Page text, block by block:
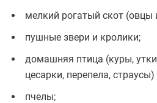
мелкий рогатый скот (овцы
пушные звери и кролики;
домашняя птица (куры,
цесарки, перепела, страусы)
пчелы;